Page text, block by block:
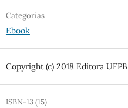
Categorias
Ebook
Copyright (c) 2018 Editora UFPB
ISBN-13 (15)